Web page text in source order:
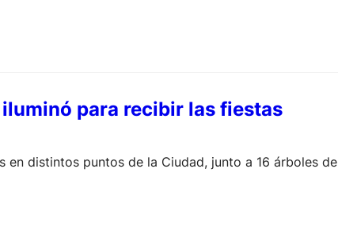
para recibir las fiestas
en distintos puntos de la Ciudad, junto a 16 árboles